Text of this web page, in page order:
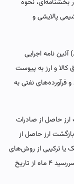
بخشنامه‌ای، نحوه
پالایشی و
در این بخشنامه آمده است: در راستای اجرای ماده (۸) آئین نامه اجرایی
با قاچاق کالا و ارز به پیوست
فرآورده‌های نفتی به
ارز حاصل از صادرات
نامه اجرایی (بازگشت ارز حاصل از
به یک یا ترکیبی از روش‌های
مندرج در بند (۱۳) ماده (۱) آئین نامه فوق الاشاره با سررسید ۴ ماه از تاریخ